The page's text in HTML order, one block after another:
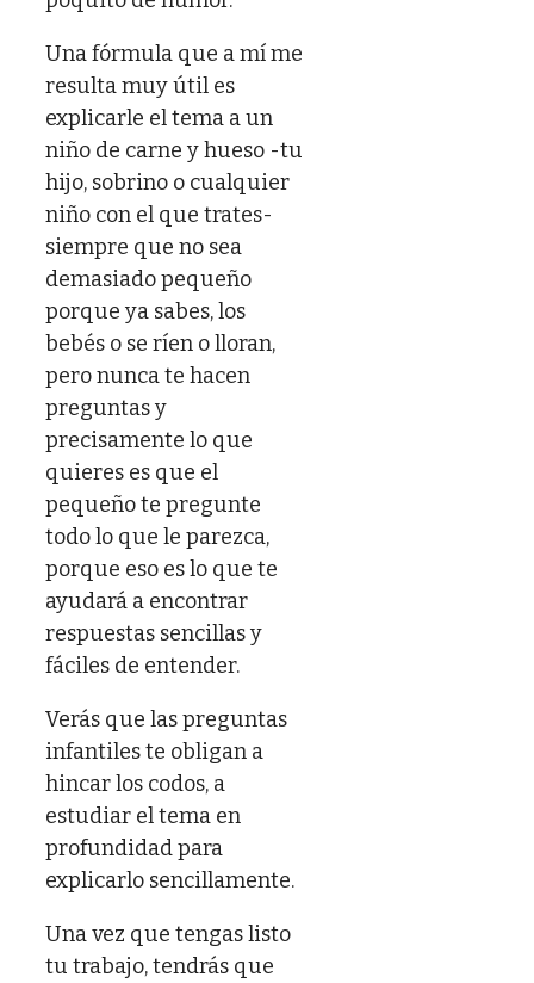
Una fórmula que a mí me
resulta muy útil es
explicarle el tema a un
niño de carne y hueso -tu
hijo, sobrino o cualquier
niño con el que trates-
siempre que no sea
demasiado pequeño
porque ya sabes, los
bebés o se ríen o lloran,
pero nunca te hacen
preguntas y
precisamente lo que
quieres es que el
pequeño te pregunte
todo lo que le parezca,
porque eso es lo que te
ayudará a encontrar
respuestas sencillas y
fáciles de entender.
Verás que las preguntas
infantiles te obligan a
hincar los codos, a
estudiar el tema en
profundidad para
explicarlo sencillamente.
Una vez que tengas listo
tu trabajo, tendrás que